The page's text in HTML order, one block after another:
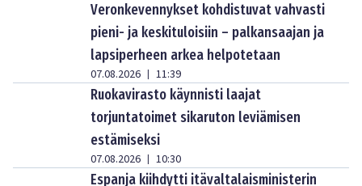
Veronkevennykset kohdistuvat vahvasti
pieni- ja keskituloisiin – palkansaajan ja
lapsiperheen arkea helpotetaan
07.08.2026 | 11:39
Ruokavirasto käynnisti laajat
torjuntatoimet sikaruton leviämisen
estämiseksi
07.08.2026 | 10:30
Espanja kiihdytti itävaltalaisministerin